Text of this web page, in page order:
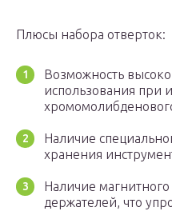
Плюсы набора отверток:
Возможность
использования при
Наличие
хранения
Наличие
держателей, что